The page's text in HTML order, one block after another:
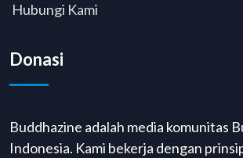
Hubungi Kami
Donasi
Buddhazine adalah media komunitas
Indonesia. Kami bekerja dengan